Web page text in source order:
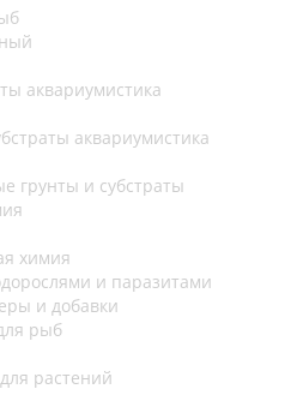
аквариумистика
аквариумистика
грунты и субстраты
химия
и паразитами
и добавки
рыб
растений